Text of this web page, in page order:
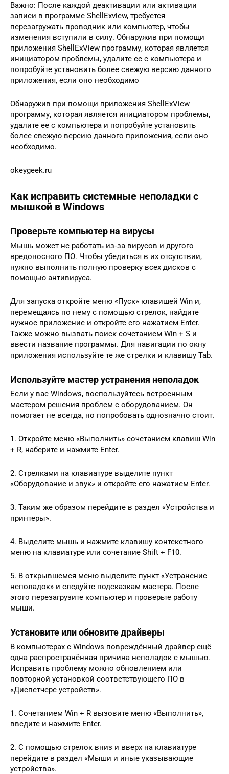
Важно: После каждой деактивации или активации
записи в программе ShellExview, требуется
перезагружать проводник или компьютер, чтобы
изменения вступили в силу. Обнаружив при помощи
приложения ShellExView программу, которая является
инициатором проблемы, удалите ее с компьютера и
попробуйте установить более свежую версию данного
приложения, если оно необходимо
Обнаружив при помощи приложения ShellExView
программу, которая является инициатором проблемы,
удалите ее с компьютера и попробуйте установить
более свежую версию данного приложения, если оно
необходимо.
okeygeek.ru
Как исправить системные неполадки с
мышкой в Windows
Проверьте компьютер на вирусы
Мышь может не работать из‑за вирусов и другого
вредоносного ПО. Чтобы убедиться в их отсутствии,
нужно выполнить полную проверку всех дисков с
помощью антивируса.
Для запуска откройте меню «Пуск» клавишей Win и,
перемещаясь по нему с помощью стрелок, найдите
нужное приложение и откройте его нажатием Enter.
Также можно вызвать поиск сочетанием Win + S и
ввести название программы. Для навигации по окну
приложения используйте те же стрелки и клавишу Tab.
Используйте мастер устранения неполадок
Если у вас Windows, воспользуйтесь встроенным
мастером решения проблем с оборудованием. Он
помогает не всегда, но попробовать однозначно стоит.
1. Откройте меню «Выполнить» сочетанием клавиш Win
+ R, наберите и нажмите Enter.
2. Стрелками на клавиатуре выделите пункт
«Оборудование и звук» и откройте его нажатием Enter.
3. Таким же образом перейдите в раздел «Устройства и
принтеры».
4. Выделите мышь и нажмите клавишу контекстного
меню на клавиатуре или сочетание Shift + F10.
5. В открывшемся меню выделите пункт «Устранение
неполадок» и следуйте подсказкам мастера. После
этого перезагрузите компьютер и проверьте работу
мыши.
Установите или обновите драйверы
В компьютерах с Windows повреждённый драйвер ещё
одна распространённая причина неполадок с мышью.
Исправить проблему можно обновлением или
повторной установкой соответствующего ПО в
«Диспетчере устройств».
1. Сочетанием Win + R вызовите меню «Выполнить»,
введите и нажмите Enter.
2. С помощью стрелок вниз и вверх на клавиатуре
перейдите в раздел «Мыши и иные указывающие
устройства».